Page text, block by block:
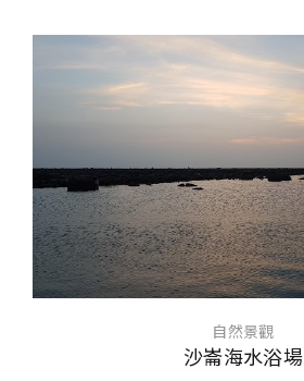
自然景觀
沙崙海水浴場